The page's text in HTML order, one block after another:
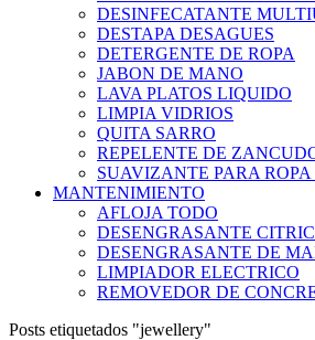
DESINFECATANTE
DESTAPA DESAGUES
DETERGENTE DE ROPA
JABON DE MANO
LAVA PLATOS LIQUIDO
LIMPIA VIDRIOS
QUITA SARRO
REPELENTE DE
SUAVIZANTE PARA
MANTENIMIENTO
AFLOJA TODO
DESENGRASANTE
DESENGRASANTE DE
LIMPIADOR ELECTRICO
REMOVEDOR DE
Posts etiquetados "jewellery"